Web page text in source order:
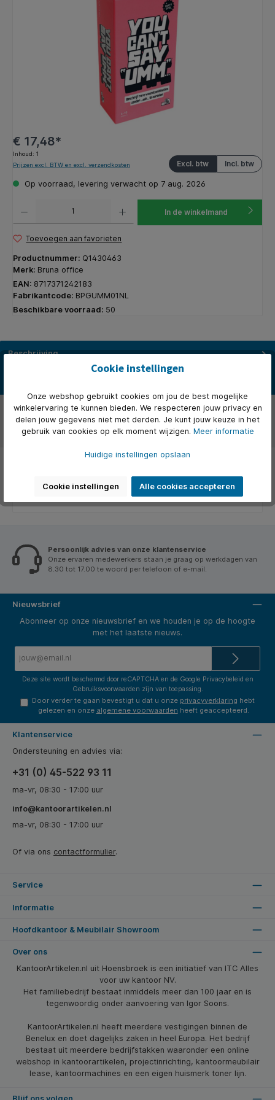
€ 17,48*
Inhoud: 1
Incl. btw
Excl. btw
Prijzen excl. BTW en excl. verzendkosten
Op voorraad, levering verwacht op 7 aug. 2026
In de winkelmand
Toevoegen aan favorieten
Productnummer: Q1430463
Merk: Bruna office
EAN: 8717371242183
Fabrikantcode: BPGUMM01NL
Beschikbare voorraad: 50
Beschrijving
Je hebt 45 seconden de tijd om zo veel mogelijk woordcombinaties
Over het merk
Beoordelingen
Persoonlijk advies van onze klantenservice
Onze ervaren medewerkers staan je graag op werkdagen van
8.30 tot 17.00 te woord per telefoon of e-mail.
Nieuwsbrief
Abonneer op onze nieuwsbrief en we houden je op de hoogte
met het laatste nieuws.
Deze site wordt beschermd door reCAPTCHA en de Google Privacybeleid en
Gebruiksvoorwaarden zijn van toepassing.
Door verder te gaan bevestigt u dat u onze privacyverklaring hebt
gelezen en onze algemene voorwaarden heeft geaccepteerd.
Klantenservice
Ondersteuning en advies via:
+31 (0) 45-522 93 11
ma-vr, 08:30 - 17:00 uur
info@kantoorartikelen.nl
ma-vr, 08:30 - 17:00 uur
Of via ons contactformulier.
Service
Informatie
Hoofdkantoor & Meubilair Showroom
Over ons
KantoorArtikelen.nl uit Hoensbroek is een initiatief van ITC Alles
voor uw kantoor NV.
Het familiebedrijf bestaat inmiddels meer dan 100 jaar en is
tegenwoordig onder aanvoering van Igor Soons.
KantoorArtikelen.nl heeft meerdere vestigingen binnen de
Benelux en doet dagelijks zaken in heel Europa. Het bedrijf
bestaat uit meerdere bedrijfstakken waaronder een online
webshop in kantoorartikelen, projectinrichting, kantoormeubilair
lease, kantoormachines en een eigen huismerk toner lijn.
Cookie instellingen
Onze webshop gebruikt cookies om jou de best mogelijke
winkelervaring te kunnen bieden. We respecteren jouw privacy en
delen jouw gegevens niet met derden. Je kunt jouw keuze in het
gebruik van cookies op elk moment wijzigen. Meer informatie
Huidige instellingen opslaan
Cookie instellingen Alle cookies accepteren